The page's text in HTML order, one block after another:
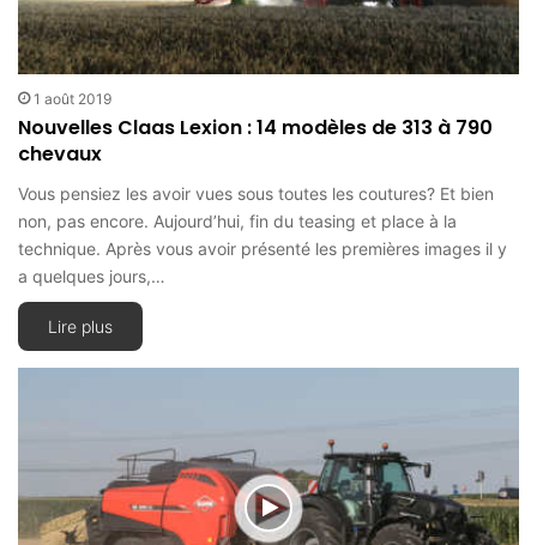
1 août 2019
Nouvelles Claas Lexion : 14 modèles de 313 à 790
chevaux
Vous pensiez les avoir vues sous toutes les coutures? Et bien
non, pas encore. Aujourd’hui, fin du teasing et place à la
technique. Après vous avoir présenté les premières images il y
a quelques jours,…
Lire plus